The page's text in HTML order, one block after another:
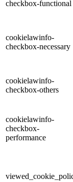
checkbox-functional
cookielawinfo-
checkbox-necessary
cookielawinfo-
checkbox-others
cookielawinfo-
checkbox-
performance